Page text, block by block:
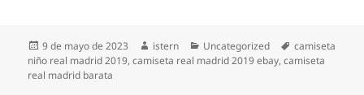
Publicado
el
9 de mayo de 2023 Autor
istern Categorías
Uncategorized Etiquetas
camiseta
niño real madrid 2019,camiseta real madrid 2019 ebay,camiseta
real madrid barata